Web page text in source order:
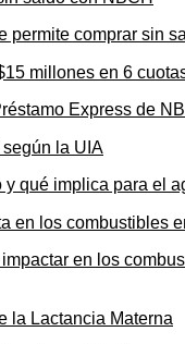
permite comprar sin
Express de
qué implica para el
en los